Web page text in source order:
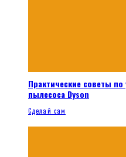
Практические советы
пылесоса Dyson
Сделай сам